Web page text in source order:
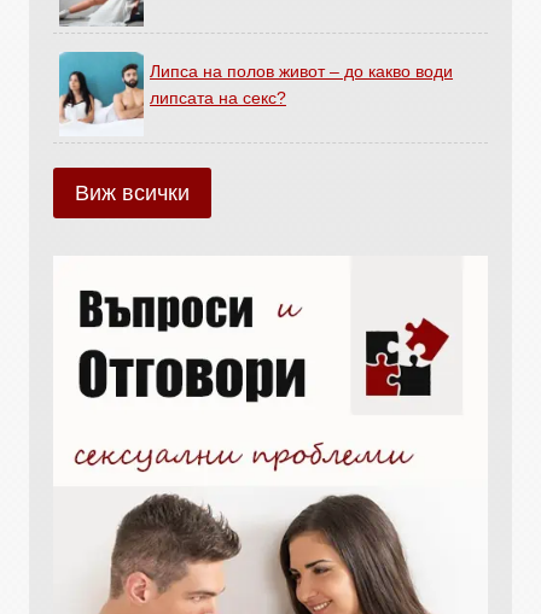
Липса на полов живот – до какво води
липсата на секс?
Виж всички